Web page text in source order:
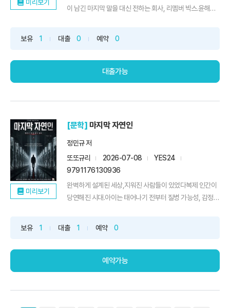
미리보기
이 남긴 마지막 말을 대신 전하는 회사, 리멤버 박스.윤해린
보유 1 대출 0 예약 0
대출가능
미리보기
[문학] 마지막 자연인
정민규 저
또또규리
2026-07-08
YES24
9791176130936
완벽하게 설계된 세상,지워진 사람들이 있었다복제 인간이
당연해진 시대.아이는 태어나기 전부터 질병 가능성, 감정
보유 1 대출 1 예약 0
예약가능